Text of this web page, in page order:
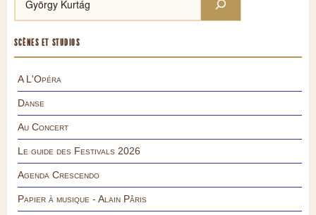
SCÈNES ET STUDIOS
A L'Opéra
Danse
Au Concert
Le guide des Festivals 2026
Agenda Crescendo
Papier à musique - Alain Pâris